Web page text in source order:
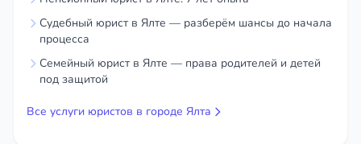
Судебный юрист в Ялте — разберём шансы до начала
процесса
Семейный юрист в Ялте — права родителей и детей
под защитой
Все услуги юристов в городе Ялта